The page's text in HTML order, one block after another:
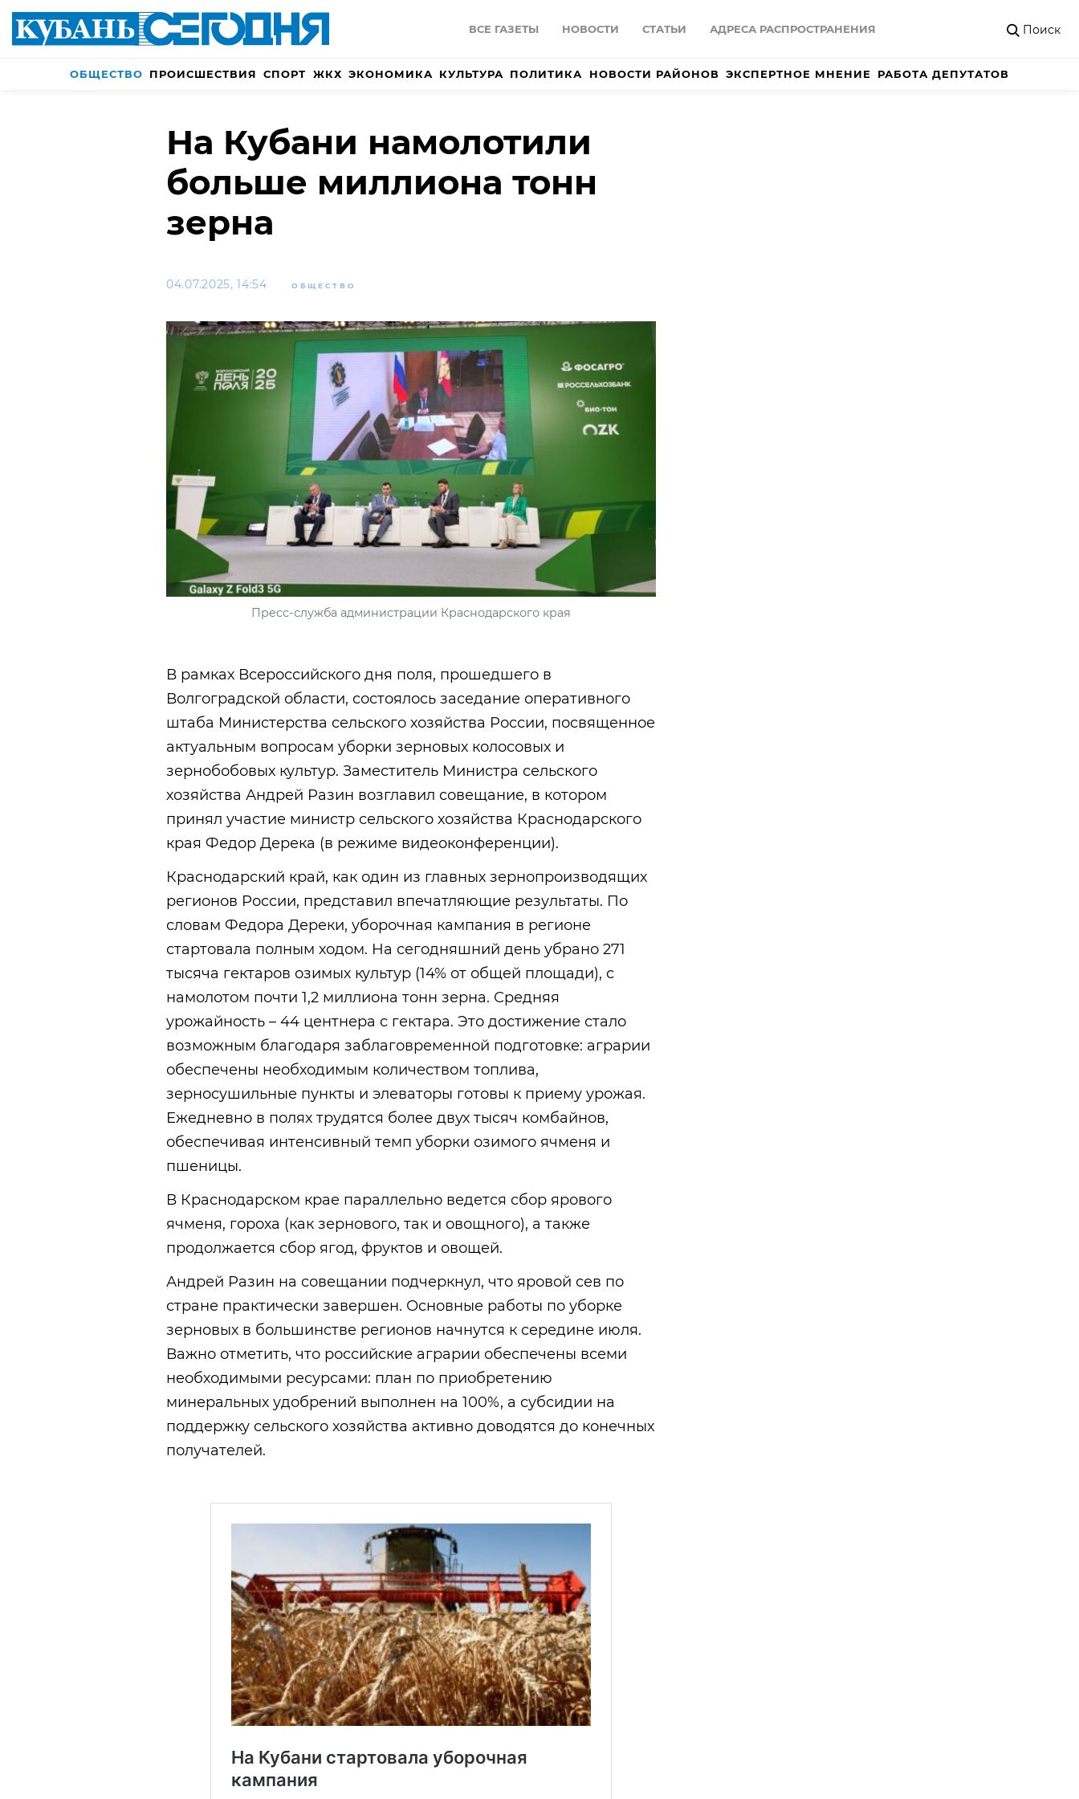
ВСЕ ГАЗЕТЫ НОВОСТИ СТАТЬИ АДРЕСА РАСПРОСТРАНЕНИЯ Поиск
ОБЩЕСТВО ПРОИСШЕСТВИЯ СПОРТ ЖКХ ЭКОНОМИКА КУЛЬТУРА ПОЛИТИКА НОВОСТИ РАЙОНОВ ЭКСПЕРТНОЕ МНЕНИЕ РАБОТА ДЕПУТАТОВ
На Кубани намолотили
больше миллиона тонн
зерна
04.07.2025, 14:54 ОБЩЕСТВО
Пресс-служба администрации Краснодарского края
В рамках Всероссийского дня поля, прошедшего в
Волгоградской области, состоялось заседание оперативного
штаба Министерства сельского хозяйства России, посвященное
актуальным вопросам уборки зерновых колосовых и
зернобобовых культур. Заместитель Министра сельского
хозяйства Андрей Разин возглавил совещание, в котором
принял участие министр сельского хозяйства Краснодарского
края Федор Дерека (в режиме видеоконференции).
Краснодарский край, как один из главных зернопроизводящих
регионов России, представил впечатляющие результаты. По
словам Федора Дереки, уборочная кампания в регионе
стартовала полным ходом. На сегодняшний день убрано 271
тысяча гектаров озимых культур (14% от общей площади), с
намолотом почти 1,2 миллиона тонн зерна. Средняя
урожайность – 44 центнера с гектара. Это достижение стало
возможным благодаря заблаговременной подготовке: аграрии
обеспечены необходимым количеством топлива,
зерносушильные пункты и элеваторы готовы к приему урожая.
Ежедневно в полях трудятся более двух тысяч комбайнов,
обеспечивая интенсивный темп уборки озимого ячменя и
пшеницы.
В Краснодарском крае параллельно ведется сбор ярового
ячменя, гороха (как зернового, так и овощного), а также
продолжается сбор ягод, фруктов и овощей.
Андрей Разин на совещании подчеркнул, что яровой сев по
стране практически завершен. Основные работы по уборке
зерновых в большинстве регионов начнутся к середине июля.
Важно отметить, что российские аграрии обеспечены всеми
необходимыми ресурсами: план по приобретению
минеральных удобрений выполнен на 100%, а субсидии на
поддержку сельского хозяйства активно доводятся до конечных
получателей.